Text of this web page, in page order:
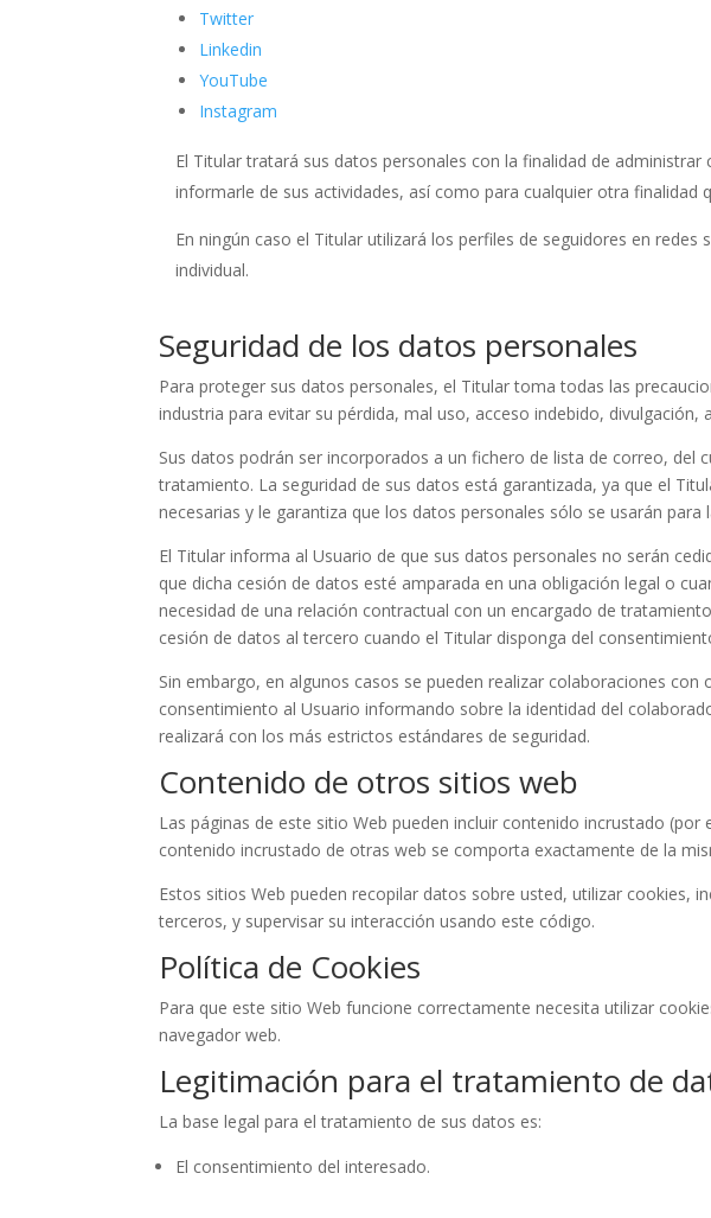
Twitter
Linkedin
YouTube
Instagram
El Titular tratará sus datos personales con la finalidad de
informarle de sus actividades, así como para cualquier otra finalidad
En ningún caso el Titular utilizará los perfiles de seguidores en redes
individual.
Seguridad de los datos personales
Para proteger sus datos personales, el Titular toma todas las
industria para evitar su pérdida, mal uso, acceso indebido,
Sus datos podrán ser incorporados a un fichero de lista de correo, del
tratamiento. La seguridad de sus datos está garantizada, ya que el
necesarias y le garantiza que los datos personales sólo se usarán para
El Titular informa al Usuario de que sus datos personales no serán
que dicha cesión de datos esté amparada en una obligación legal o
necesidad de una relación contractual con un encargado de
cesión de datos al tercero cuando el Titular disponga del
Sin embargo, en algunos casos se pueden realizar colaboraciones
consentimiento al Usuario informando sobre la identidad del
realizará con los más estrictos estándares de seguridad.
Contenido de otros sitios web
Las páginas de este sitio Web pueden incluir contenido incrustado
contenido incrustado de otras web se comporta exactamente de la
Estos sitios Web pueden recopilar datos sobre usted, utilizar cookies,
terceros, y supervisar su interacción usando este código.
Política de Cookies
Para que este sitio Web funcione correctamente necesita utilizar
navegador web.
Legitimación para el tratamiento de
La base legal para el tratamiento de sus datos es:
El consentimiento del interesado.